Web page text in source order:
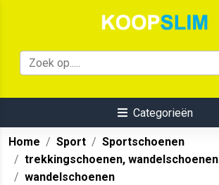
Categorieën
Home Sport
Sportschoenen
trekkingschoenen, wandelschoenen
wandelschoenen